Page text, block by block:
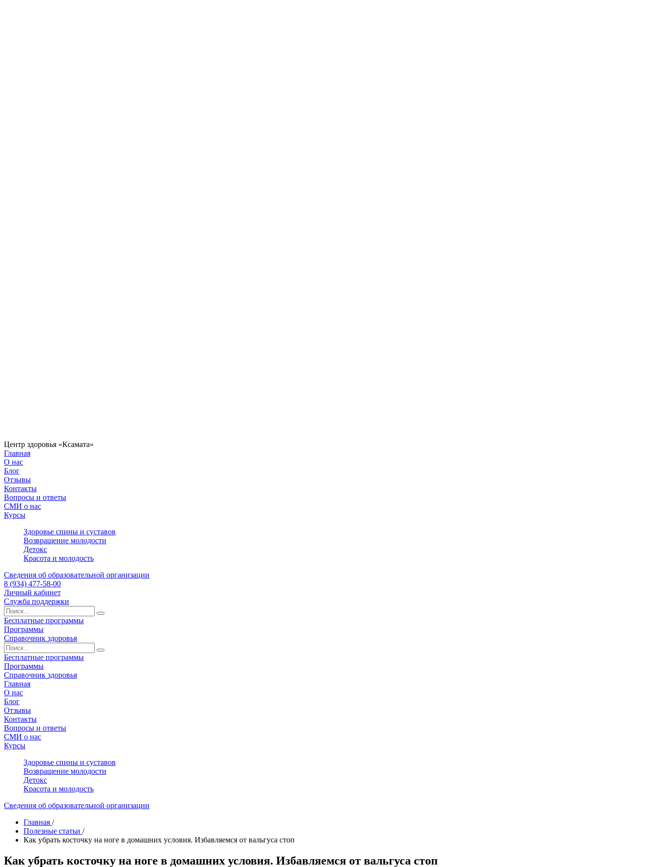
Центр здоровья «Ксамата»
Главная
О нас
Блог
Отзывы
Контакты
Вопросы и ответы
СМИ о нас
Курсы
Здоровье спины и суставов
Возвращение молодости
Детокс
Красота и молодость
Сведения об образовательной организации
8 (934) 477-58-00
Личный кабинет
Служба поддержки
Бесплатные программы
Программы
Справочник здоровья
Бесплатные программы
Программы
Справочник здоровья
Главная
О нас
Блог
Отзывы
Контакты
Вопросы и ответы
СМИ о нас
Курсы
Здоровье спины и суставов
Возвращение молодости
Детокс
Красота и молодость
Сведения об образовательной организации
Главная /
Полезные статьи /
Как убрать косточку на ноге в домашних условия. Избавляемся от вальгуса стоп
Как убрать косточку на ноге в домашних условия. Избавляемся от вальгуса стоп